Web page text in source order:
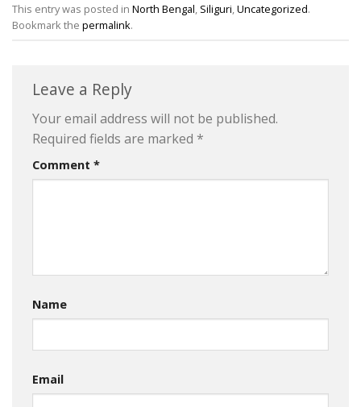
This entry was posted in North Bengal, Siliguri,Uncategorized.
Bookmark the permalink.
Leave a Reply
Your email address will not be published.
Required fields are marked *
Comment *
Name
Email